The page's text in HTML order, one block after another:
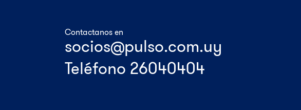
Contactanos en
Teléfono 26040404